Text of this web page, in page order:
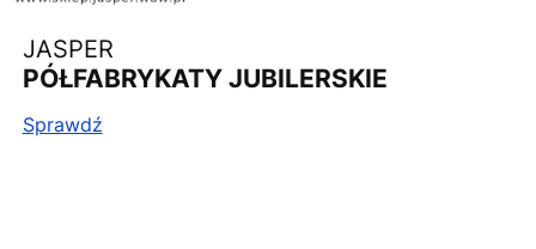
JASPER
PÓŁFABRYKATY JUBILERSKIE
Sprawdź